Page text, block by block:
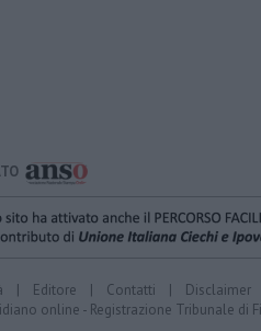
| Editore | Contatti | Disclaimer
online - Registrazione Tribunale di